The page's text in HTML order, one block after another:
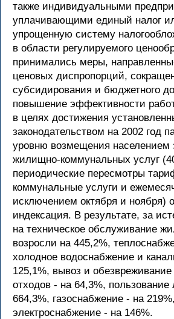
также индивидуальными
уплачивающими единый налог
упрощенную систему
в области регулируемого
принимались меры,
ценовых диспропорций,
субсидирования и бюджетного
повышение эффективности
в целях достижения
законодательством на 2002 год
уровню возмещения населением
жилищно-коммунальных услуг
периодические пересмотры
коммунальные услуги и
исключением октября и ноября)
индексация. В результате, за
на техническое обслуживание
возросли на 445,2%,
холодное водоснабжение и
125,1%, вывоз и
отходов - на 64,3%,
664,3%, газоснабжение - на 219%,
электроснабжение - на 146%.